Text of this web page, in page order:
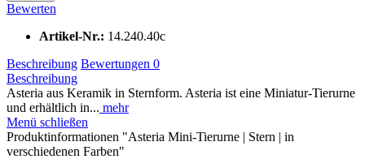
Bewerten
Artikel-Nr.: 14.240.40c
Beschreibung Bewertungen 0
Beschreibung
Asteria aus Keramik in Sternform. Asteria ist eine Miniatur-Tierurne
und erhältlich in... mehr
Menü schließen
Produktinformationen "Asteria Mini-Tierurne | Stern | in
verschiedenen Farben"